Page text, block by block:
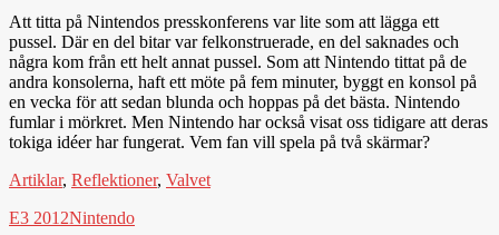
Att titta på Nintendos presskonferens var lite som att lägga ett
pussel. Där en del bitar var felkonstruerade, en del saknades och
några kom från ett helt annat pussel. Som att Nintendo tittat på de
andra konsolerna, haft ett möte på fem minuter, byggt en konsol på
en vecka för att sedan blunda och hoppas på det bästa. Nintendo
fumlar i mörkret. Men Nintendo har också visat oss tidigare att deras
tokiga idéer har fungerat. Vem fan vill spela på två skärmar?
Artiklar, Reflektioner, Valvet
E3 2012Nintendo